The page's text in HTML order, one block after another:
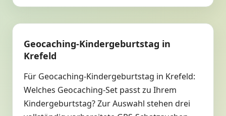
Geocaching-Kindergeburtstag in
Krefeld
Für Geocaching-Kindergeburtstag in Krefeld:
Welches Geocaching-Set passt zu Ihrem
Kindergeburtstag? Zur Auswahl stehen drei